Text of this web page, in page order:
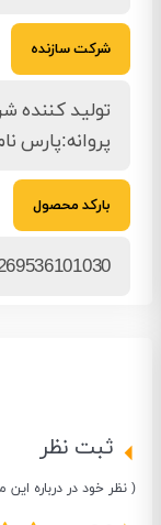
شرکت سازنده
تولید کننده
پروانه:پارس
بارکد محصول
ثبت نظر
( نظر خود در درباره